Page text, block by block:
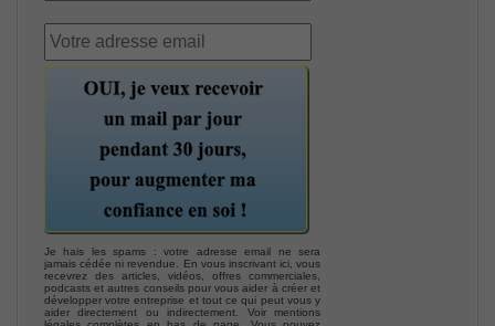
Je hais les spams : votre adresse email ne sera
jamais cédée ni revendue. En vous inscrivant ici, vous
recevrez des articles, vidéos, offres commerciales,
podcasts et autres conseils pour vous aider à créer et
développer votre entreprise et tout ce qui peut vous y
aider directement ou indirectement. Voir mentions